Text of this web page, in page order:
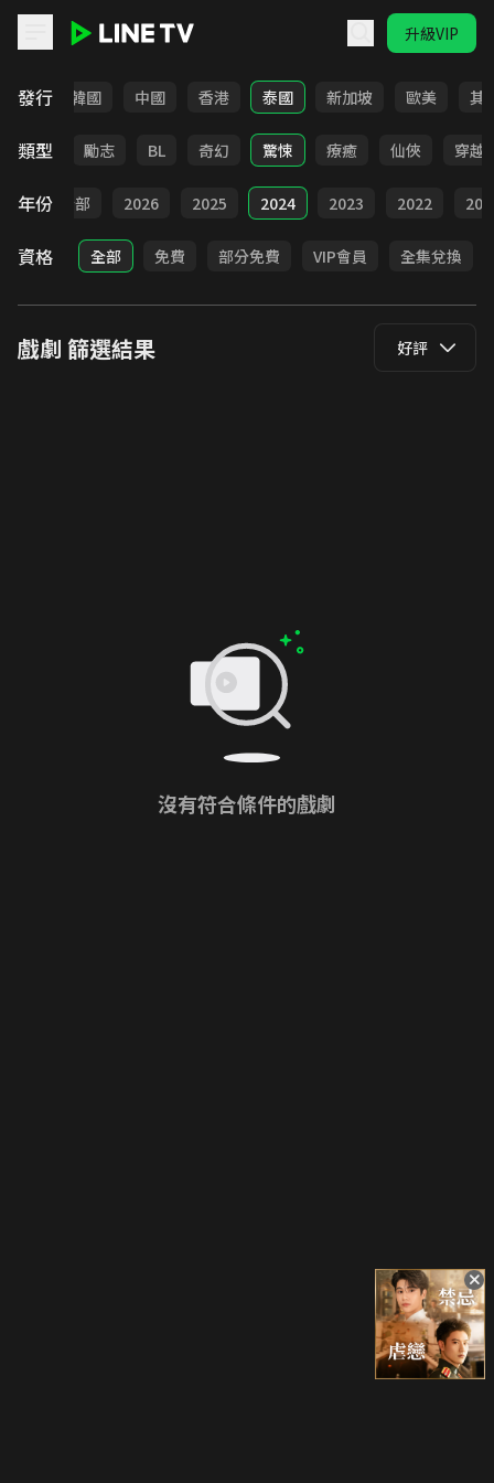
升級VIP
發行
日本 韓國 中國 香港 泰國 新加坡 歐美 其
類型
喜劇 勵志 BL 奇幻 驚悚 療癒 仙俠 穿越
年份 全部 2026 2025 2024 2023 2022
資格 全部 免費 部分免費 VIP會員 全集兌換
戲劇 篩選結果 好評
沒有符合條件的戲劇